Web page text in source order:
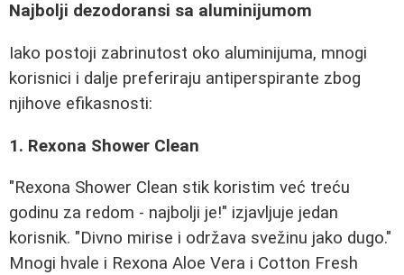
Najbolji dezodoransi sa aluminijumom
Iako postoji zabrinutost oko aluminijuma, mnogi
korisnici i dalje preferiraju antiperspirante zbog
njihove efikasnosti:
1. Rexona Shower Clean
"Rexona Shower Clean stik koristim već treću
godinu za redom - najbolji je!" izjavljuje jedan
korisnik. "Divno mirise i održava svežinu jako dugo."
Mnogi hvale i Rexona Aloe Vera i Cotton Fresh